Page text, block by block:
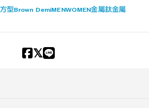
方型 Brown DemiMENWOMEN金屬鈦金屬